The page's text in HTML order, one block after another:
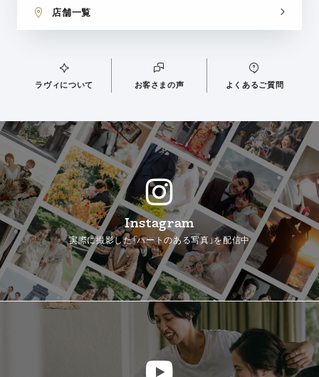
店舗一覧
ラヴィについて お客さまの声 よくあるご質問
Instagram
実際に撮影した「ハートのある写真」を配信中